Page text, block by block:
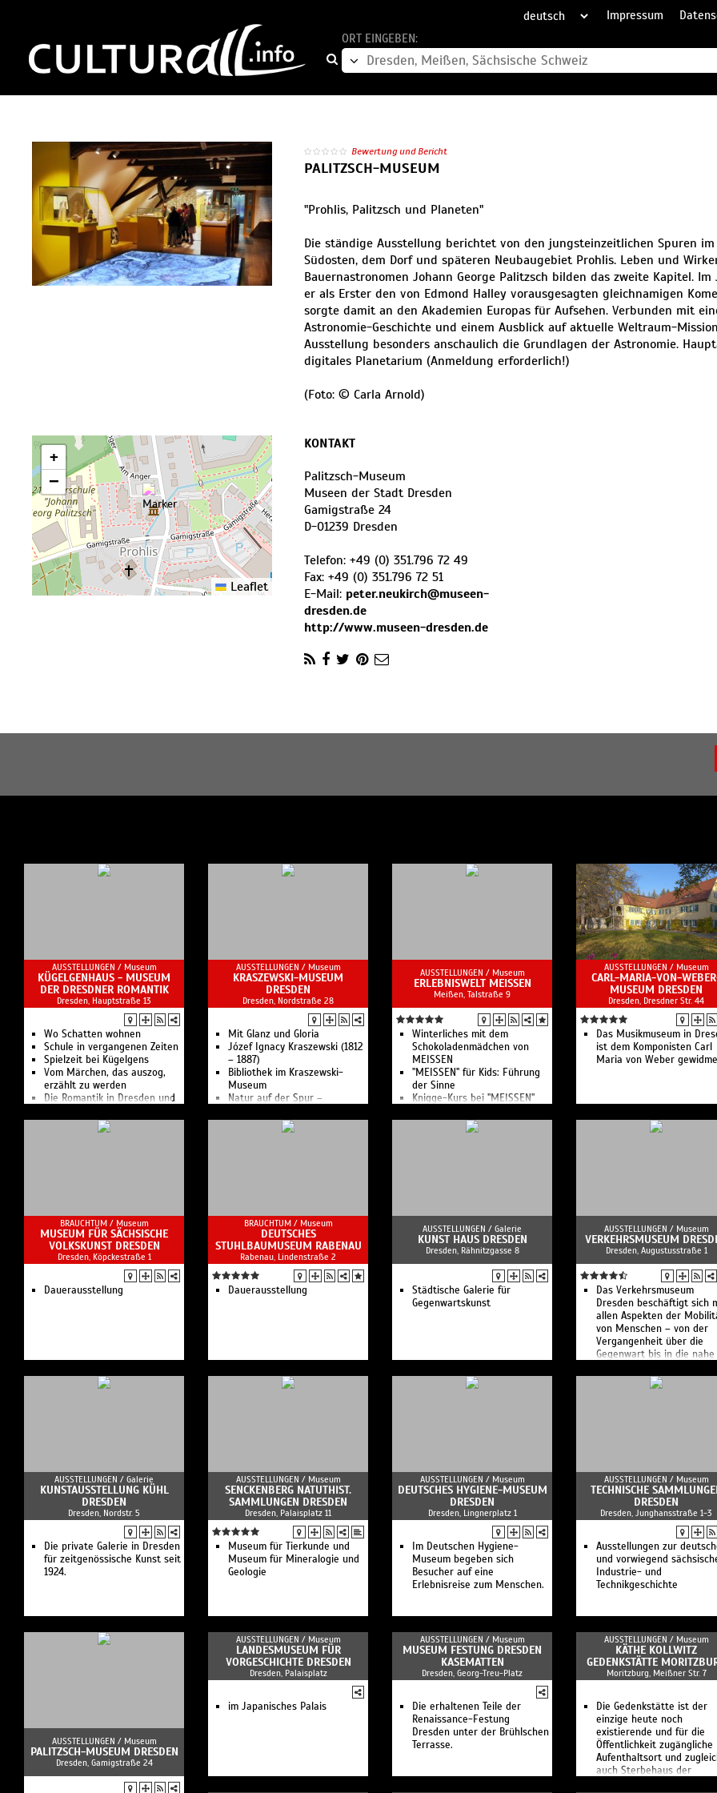
Impressum
ORT EINGEBEN:
Bewertung und Bericht
PALITZSCH-MUSEUM
"Prohlis, Palitzsch und Planeten"
Die ständige Ausstellung berichtet von den jungsteinzeitlichen Spuren
Südosten, dem Dorf und späteren Neubaugebiet Prohlis. Leben und
Bauernastronomen Johann George Palitzsch bilden das zweite Kapitel. Im
er als Erster den von Edmond Halley vorausgesagten gleichnamigen
sorgte damit an den Akademien Europas für Aufsehen. Verbunden mit
Astronomie-Geschichte und einem Ausblick auf aktuelle Weltraum-
Ausstellung besonders anschaulich die Grundlagen der Astronomie.
digitales Planetarium (Anmeldung erforderlich!)
(Foto: © Carla Arnold)
+
−
Leaflet
KONTAKT
Palitzsch-Museum
Museen der Stadt Dresden
Gamigstraße 24
D-01239 Dresden
Telefon: +49 (0) 351.796 72 49
Fax: +49 (0) 351.796 72 51
E-Mail: peter.neukirch@museen-
dresden.de
http://www.museen-dresden.de
AUSSTELLUNGEN / Museum
KÜGELGENHAUS - MUSEUM
DER DRESDNER ROMANTIK
Dresden, Hauptstraße 13
Wo Schatten wohnen
Schule in vergangenen Zeiten
Spielzeit bei Kügelgens
Vom Märchen, das auszog,
erzählt zu werden
Die Romantik in Dresden und
Virtueller Rundgang
Kunst-, Literatur- und
AUSSTELLUNGEN / Museum
KRASZEWSKI-MUSEUM
DRESDEN
Dresden, Nordstraße 28
Mit Glanz und Gloria
Józef Ignacy Kraszewski (1812
– 1887)
Bibliothek im Kraszewski-
Museum
Natur auf der Spur –
entlang der Prießnitz
Das Kraszewski-Museum ist
AUSSTELLUNGEN / Museum
ERLEBNISWELT MEISSEN
Meißen, Talstraße 9
Winterliches mit dem
Schokoladenmädchen von
MEISSEN
"MEISSEN" für Kids: Führung
der Sinne
Knigge-Kurs bei "MEISSEN"
Tee, Kaffee, Schokolade
Kreativworkshop Engel bei
Tisch- und Tafelkultur bei
"MEISSEN"
CHRISTMAS 4 FRIENDs –
Weihnachtslieder mit
Kaminzimmer-Feeling:
Kreativworkshop bei
MEISSEN: Vasenform
MEISSEN
Kuratorenführung im Museum
Spuren des Trikots
Tierisch coole Ferien bei
MEISSEN
Meissener Perspektiven
Do it yourself!
Öffentliche Führung im
Museum
Meissen Porzellan-Museum
Besichtigung Schauwerkstatt
und Museum
des Meissener Porzellans –
entdecken Sie MEISSEN mit
allen Sinnen.
AUSSTELLUNGEN / Museum
CARL-MARIA-VON-
MUSEUM DRESDEN
Dresden, Dresdner Str. 44
Das Musikmuseum in
ist dem Komponisten Carl
Maria von Weber
BRAUCHTUM / Museum
MUSEUM FÜR SÄCHSISCHE
VOLKSKUNST DRESDEN
Dresden, Köpckestraße 1
Dauerausstellung
BRAUCHTUM / Museum
DEUTSCHES
STUHLBAUMUSEUM RABENAU
Rabenau, Lindenstraße 2
Dauerausstellung
AUSSTELLUNGEN / Galerie
KUNST HAUS DRESDEN
Dresden, Rähnitzgasse 8
Städtische Galerie für
Gegenwartskunst
AUSSTELLUNGEN / Museum
VERKEHRSMUSEUM
Dresden, Augustusstraße 1
Das Verkehrs­museum
Dresden beschäftigt sich
allen Aspekten der
von Menschen – von der
Vergan­genheit über die
Gegenwart bis in die nahe
AUSSTELLUNGEN / Galerie
KUNSTAUSSTELLUNG KÜHL
DRESDEN
Dresden, Nordstr. 5
Die private Galerie in Dresden
für zeitgenössische Kunst seit
1924.
AUSSTELLUNGEN / Museum
SENCKENBERG NATUTHIST.
SAMMLUNGEN DRESDEN
Dresden, Palaisplatz 11
Museum für Tierkunde und
Museum für Mineralogie und
Geologie
AUSSTELLUNGEN / Museum
DEUTSCHES HYGIENE-MUSEUM
DRESDEN
Dresden, Lingnerplatz 1
Im Deutschen Hygiene-
Museum begeben sich
Besucher auf eine
Erlebnisreise zum Menschen.
AUSSTELLUNGEN / Museum
TECHNISCHE
DRESDEN
Dresden, Junghansstraße 1-3
Ausstellungen zur
und vorwiegend
Industrie- und
Technikgeschichte
AUSSTELLUNGEN / Museum
PALITZSCH-MUSEUM DRESDEN
Dresden, Gamigstraße 24
AUSSTELLUNGEN / Museum
LANDESMUSEUM FÜR
VORGESCHICHTE DRESDEN
Dresden, Palaisplatz
im Japanisches Palais
AUSSTELLUNGEN / Museum
MUSEUM FESTUNG DRESDEN
KASEMATTEN
Dresden, Georg-Treu-Platz
Die erhaltenen Teile der
Renaissance-Festung
Dresden unter der Brühlschen
Terrasse.
AUSSTELLUNGEN / Museum
KÄTHE KOLLWITZ
GEDENKSTÄTTE
Moritzburg, Meißner Str. 7
Die Gedenkstätte ist der
einzige heute noch
existierende und für die
Öffentlichkeit zugängliche
Aufenthaltsort und
auch Sterbehaus der